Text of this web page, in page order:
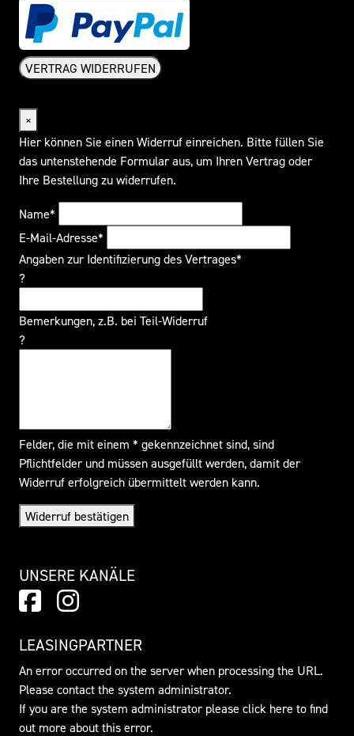
VERTRAG WIDERRUFEN
×
Hier können Sie einen Widerruf einreichen. Bitte füllen Sie
das untenstehende Formular aus, um Ihren Vertrag oder
Ihre Bestellung zu widerrufen.
Name*
E-Mail-Adresse*
Angaben zur Identifizierung des Vertrages*
?
Bemerkungen, z.B. bei Teil-Widerruf
?
Felder, die mit einem * gekennzeichnet sind, sind
Pflichtfelder und müssen ausgefüllt werden, damit der
Widerruf erfolgreich übermittelt werden kann.
Widerruf bestätigen
UNSERE KANÄLE
LEASINGPARTNER
An error occurred on the server when processing the URL.
Please contact the system administrator.
If you are the system administrator please click here to find
out more about this error.